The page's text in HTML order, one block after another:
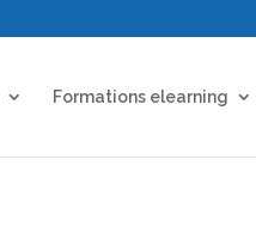
Formations elearning